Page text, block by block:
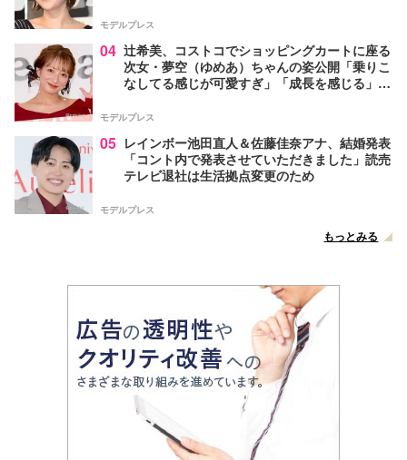
モデルプレス
04 辻希美、コストコでショッピングカートに座る
次女・夢空（ゆめあ）ちゃんの姿公開「乗りこ
なしてる感じが可愛すぎ」「成長を感じる」の
モデルプレス
05 レインボー池田直人＆佐藤佳奈アナ、結婚発表
「コント内で発表させていただきました」読売
テレビ退社は生活拠点変更のため
モデルプレス
もっとみる